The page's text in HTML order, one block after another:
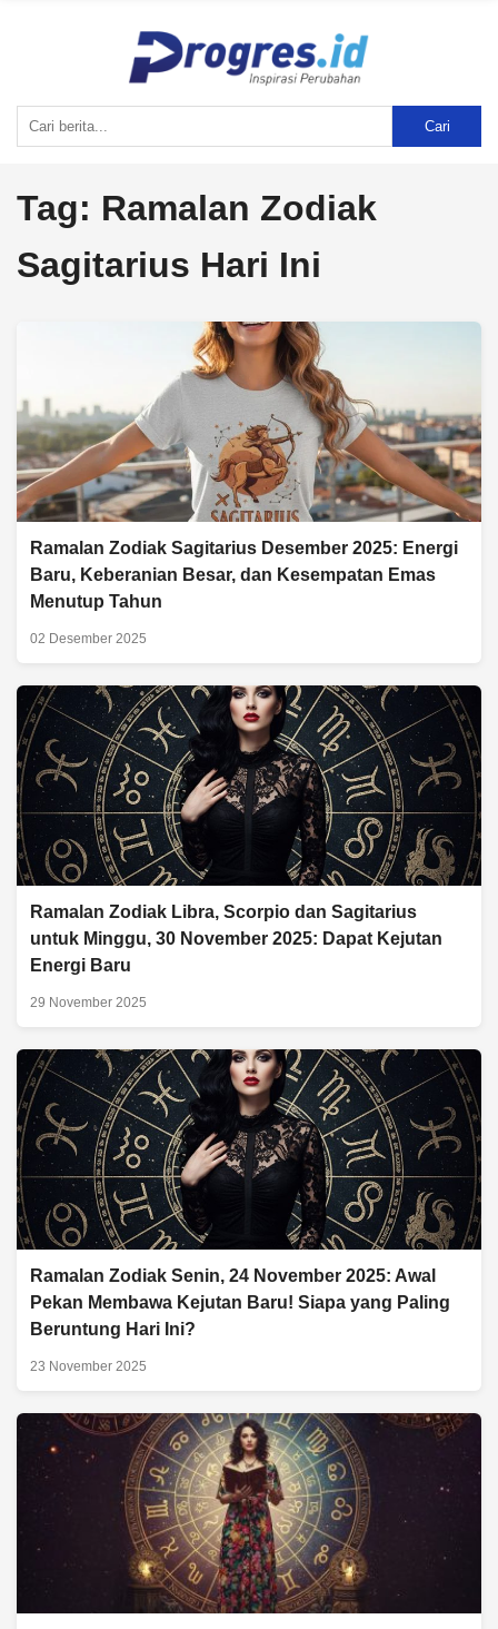
Cari
Tag: Ramalan Zodiak
Sagitarius Hari Ini
Ramalan Zodiak Sagitarius Desember 2025: Energi
Baru, Keberanian Besar, dan Kesempatan Emas
Menutup Tahun
02 Desember 2025
Ramalan Zodiak Libra, Scorpio dan Sagitarius
untuk Minggu, 30 November 2025: Dapat Kejutan
Energi Baru
29 November 2025
Ramalan Zodiak Senin, 24 November 2025: Awal
Pekan Membawa Kejutan Baru! Siapa yang Paling
Beruntung Hari Ini?
23 November 2025